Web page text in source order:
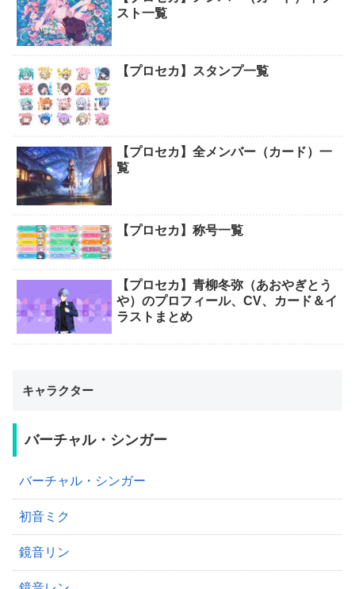
スト一覧
【プロセカ】スタンプ一覧
【プロセカ】全メンバー（カード）一
覧
【プロセカ】称号一覧
【プロセカ】青柳冬弥（あおやぎとう
や）のプロフィール、CV、カード＆イ
ラストまとめ
キャラクター
バーチャル・シンガー
バーチャル・シンガー
初音ミク
鏡音リン